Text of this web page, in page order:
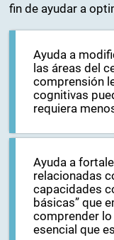
fin de ayudar a
Ayuda a
las áreas del
comprensión
cognitivas
requiera
Ayuda a
relacionadas
capacidades
básicas” que
comprender lo
esencial que